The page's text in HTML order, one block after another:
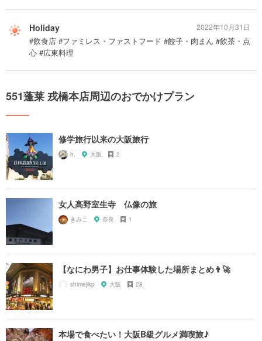
Holiday
#飲食店 #ファミレス・ファストフード #餃子・肉まん #飲茶・点
心 #広東料理
2022年10月31日
551蓬莱 戎橋本店周辺のおでかけプラン
修学旅行以来の大阪旅行
h. 大阪 2
女人高野室生寺 仏像の旅
きみこ 奈良 1
【なにわ男子】お仕事体験した場所まとめ👨‍🚀
shimejikp 大阪 28
本場で食べたい！大阪B級グルメ満喫旅♪